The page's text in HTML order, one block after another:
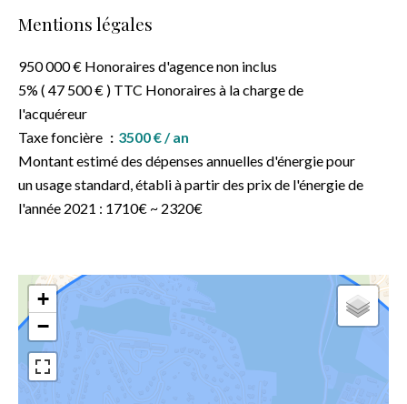
Mentions légales
950 000 € Honoraires d'agence non inclus
5% ( 47 500 € ) TTC Honoraires à la charge de
l'acquéreur
Taxe foncière
3500 € / an
Montant estimé des dépenses annuelles d'énergie pour
un usage standard, établi à partir des prix de l'énergie de
l'année 2021 : 1710€ ~ 2320€
+
−